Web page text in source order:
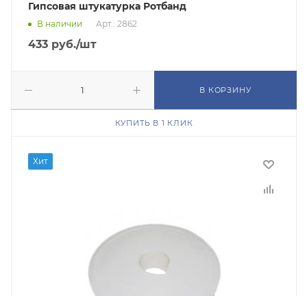
Гипсовая штукатурка Ротбанд
В наличии Арт.: 2862
433 руб./шт
В КОРЗИНУ
КУПИТЬ В 1 КЛИК
Хит